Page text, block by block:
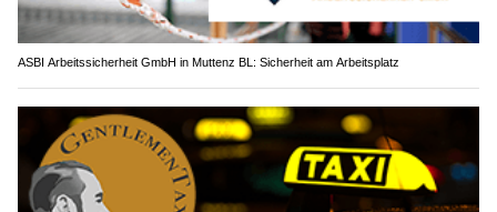
ASBI Arbeitssicherheit GmbH in Muttenz BL: Sicherheit am Arbeitsplatz